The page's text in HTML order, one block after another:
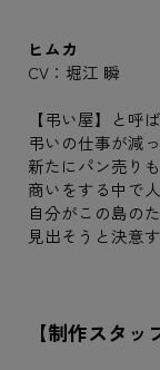
ヒムカ
CV：堀江 瞬
【弔い屋】と呼
弔いの仕事が減
新たにパン売りも
商いをする中で
自分がこの島の
見出そうと決意す
【制作スタッ